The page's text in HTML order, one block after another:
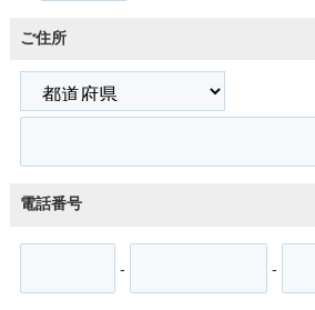
ご住所
電話番号
- -